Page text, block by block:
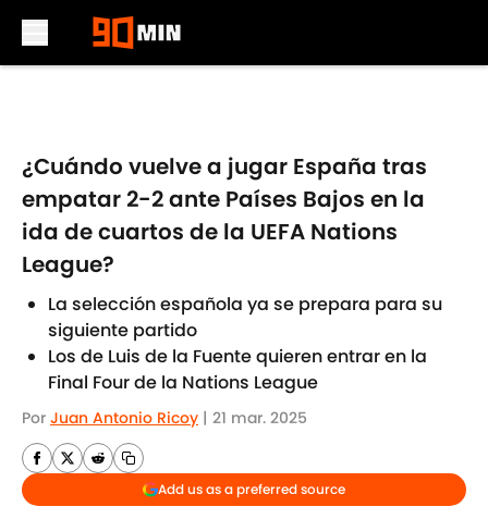
¿Cuándo vuelve a jugar España tras
empatar 2-2 ante Países Bajos en la
ida de cuartos de la UEFA Nations
League?
La selección española ya se prepara para su
siguiente partido
Los de Luis de la Fuente quieren entrar en la
Final Four de la Nations League
Por Juan Antonio Ricoy | 21 mar. 2025
Add us as a preferred source